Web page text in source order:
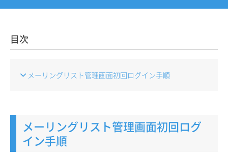
目次
メーリングリスト管理画面初回ログイン手順
メーリングリスト管理画面初回ログ
イン手順